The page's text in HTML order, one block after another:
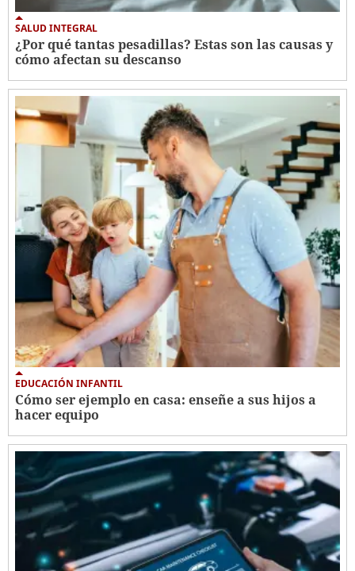
SALUD INTEGRAL
¿Por qué tantas pesadillas? Estas son las causas y
cómo afectan su descanso
EDUCACIÓN INFANTIL
Cómo ser ejemplo en casa: enseñe a sus hijos a
hacer equipo